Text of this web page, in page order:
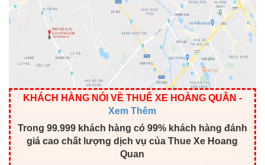
KHÁCH HÀNG NÓI VỀ THUÊ XE HOÀNG QUÂN -
Xem Thêm
Trong 99.999 khách hàng có 99% khách hàng đánh
giá cao chất lượng dịch vụ của Thue Xe Hoang
Quan